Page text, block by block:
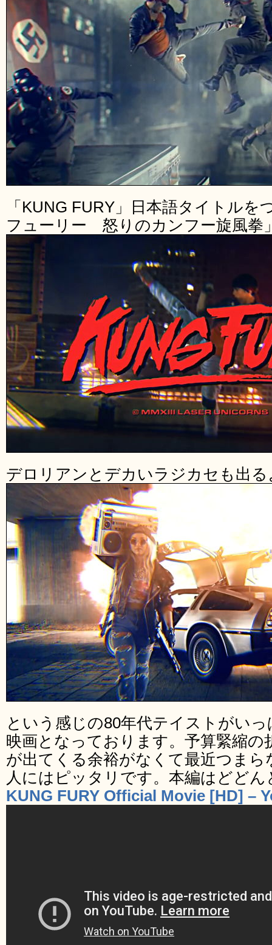
「KUNG FURY」日本語タイトル
フューリー 怒りのカンフー旋風拳
デロリアンとデカいラジカセも出る
という感じの80年代テイストがい
映画となっております。予算緊縮
が出てくる余裕がなくて最近つま
人にはピッタリです。本編はどど
KUNG FURY Official Movie [HD] –